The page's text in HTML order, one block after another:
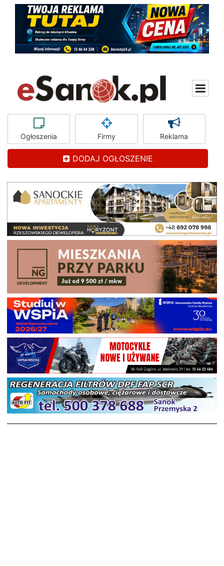
Ogłoszenia Firmy Reklama
DODAJ OGŁOSZENIE